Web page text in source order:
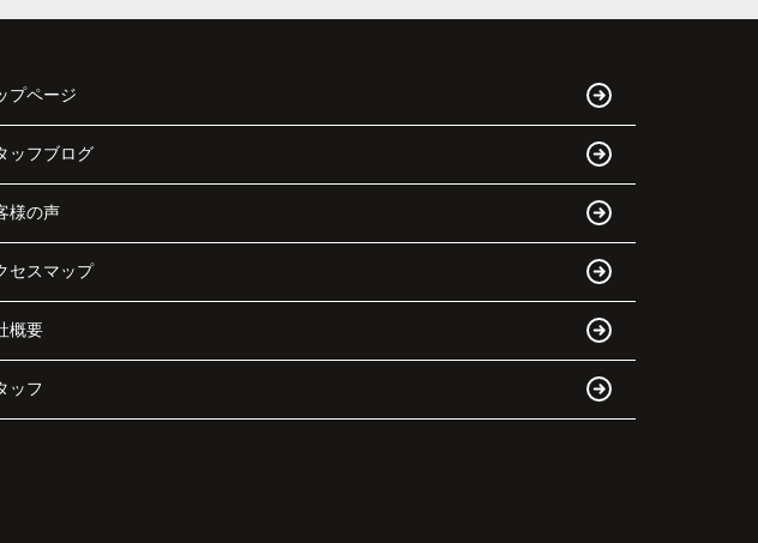
い物件です。」
して引き継ぐことが
る売却となりまし
販売活動では、西宮北口駅へのアクセス、阪急
西宮ガーデンズ、教育施設、商業施設など、こ
のエリアならではの魅力を分かりやすく紹介し
てくださいました。
購入されたご家族は、
と大変喜ばれ、この住まいを選ばれました。
住み替え後は家族それぞれの通勤・通学時間が
短くなり、夕食を一緒に囲める日が増えまし
プページ
ッフブログ
様の声
セスマップ
概要
ッフ